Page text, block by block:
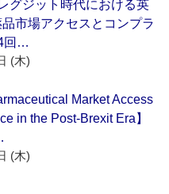
グジット時代における英
市場アクセスとコンプラ
回…
(木)
Market Access
in the Post-Brexit Era】
(木)